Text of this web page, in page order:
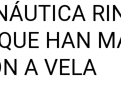
HAN
A VELA